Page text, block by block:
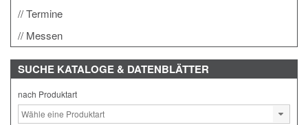
Termine
Messen
SUCHE KATALOGE & DATENBLÄTTER
nach Produktart